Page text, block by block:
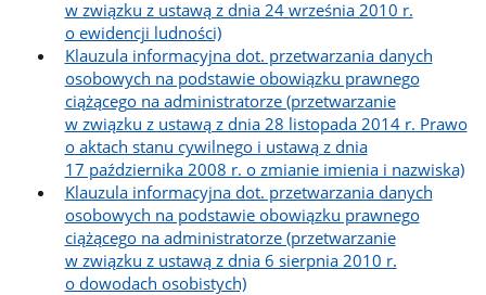
w związku z ustawą z dnia 24 września 2010 r.
o ewidencji ludności)
Klauzula informacyjna dot. przetwarzania danych
osobowych na podstawie obowiązku prawnego
ciążącego na administratorze (przetwarzanie
w związku z ustawą z dnia 28 listopada 2014 r. Prawo
o aktach stanu cywilnego i ustawą z dnia
17 października 2008 r. o zmianie imienia i nazwiska)
Klauzula informacyjna dot. przetwarzania danych
osobowych na podstawie obowiązku prawnego
ciążącego na administratorze (przetwarzanie
w związku z ustawą z dnia 6 sierpnia 2010 r.
o dowodach osobistych)